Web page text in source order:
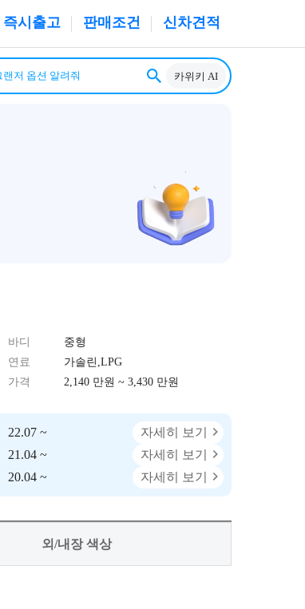
즉시출고 판매조건 신차견적
카위키 AI
바디
중형
연료
가솔린,LPG
가격 2,140 만원 ~ 3,430 만원
22.07 ~
자세히 보기
21.04 ~
자세히 보기
20.04 ~ 자세히 보기
외/내장 색상